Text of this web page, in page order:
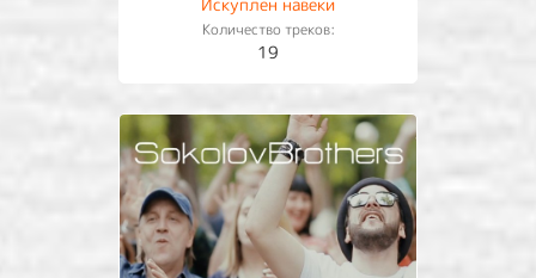
Количество треков:
19